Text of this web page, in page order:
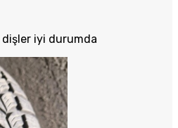
dişler iyi durumda